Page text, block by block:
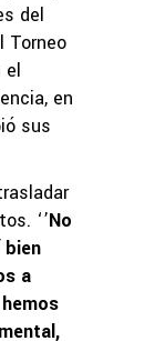
del
Torneo
el
en
sus
‘’No
a